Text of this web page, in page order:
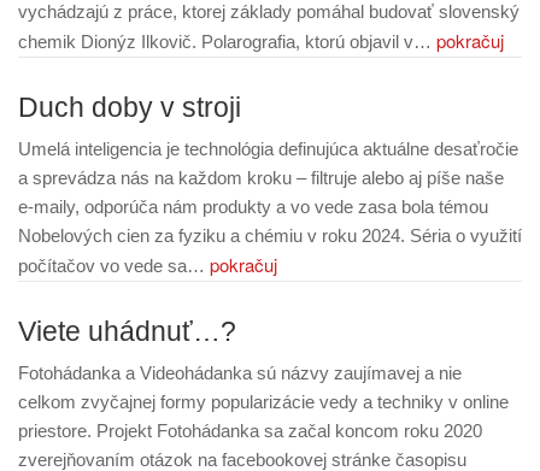
vychádzajú z práce, ktorej základy pomáhal budovať slovenský
chemik Dionýz Ilkovič. Polarografia, ktorú objavil v… pokračuj
Duch doby v stroji
Umelá inteligencia je technológia definujúca aktuálne desaťročie
a sprevádza nás na každom kroku – filtruje alebo aj píše naše
e-maily, odporúča nám produkty a vo vede zasa bola témou
Nobelových cien za fyziku a chémiu v roku 2024. Séria o využití
počítačov vo vede sa… pokračuj
Viete uhádnuť…?
Fotohádanka a Videohádanka sú názvy zaujímavej a nie
celkom zvyčajnej formy popularizácie vedy a techniky v online
priestore. Projekt Fotohádanka sa začal koncom roku 2020
zverejňovaním otázok na facebookovej stránke časopisu